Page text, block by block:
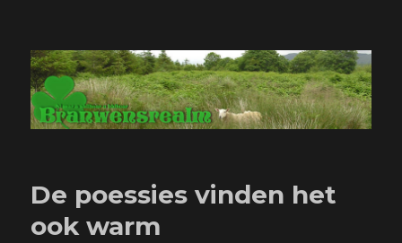
Branwensrealm.com
De poessies vinden het
ook warm